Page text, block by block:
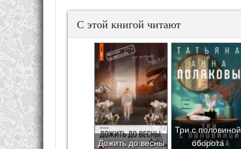
С этой книгой читают
Дожить до весны
Три с половиной
оборота